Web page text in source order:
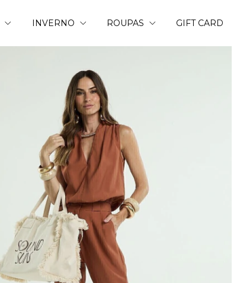
INVERNO ROUPAS GIFT CARD